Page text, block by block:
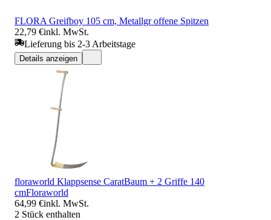
FLORA Greifboy 105 cm, Metallgr offene Spitzen
22,79 €inkl. MwSt.
Lieferung bis 2-3 Arbeitstage
Details anzeigen
floraworld Klappsense CaratBaum + 2 Griffe 140
cmFloraworld
64,99 €inkl. MwSt.
2 Stück enthalten